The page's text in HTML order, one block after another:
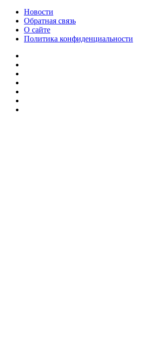
Новости
Обратная связь
О сайте
Политика конфиденциальности